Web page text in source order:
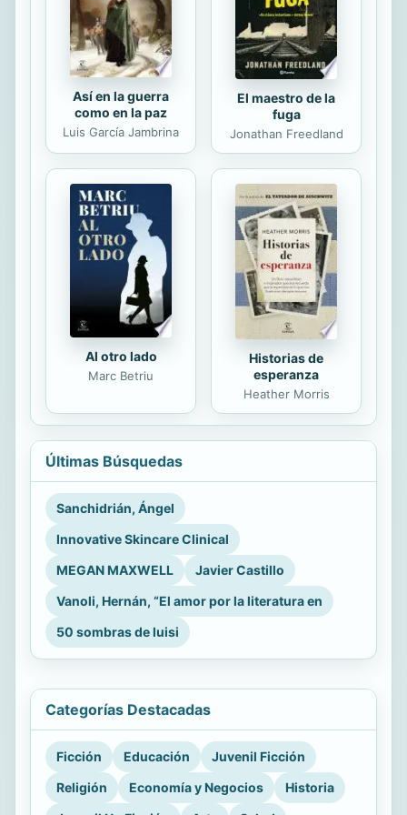
Así en la guerra
como en la paz
Luis García Jambrina
El maestro de la
fuga
Jonathan Freedland
Al otro lado
Marc Betriu
Historias de
esperanza
Heather Morris
Últimas Búsquedas
Sanchidrián, Ángel
Innovative Skincare Clinical
MEGAN MAXWELL
Javier Castillo
Vanoli, Hernán, “El amor por la literatura en
50 sombras de luisi
Categorías Destacadas
Ficción Educación
Juvenil Ficción
Religión
Economía y Negocios
Historia